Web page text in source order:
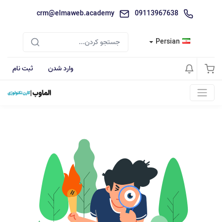
09113967638
crm@elmaweb.academy
Persian
وارد شدن ثبت نام